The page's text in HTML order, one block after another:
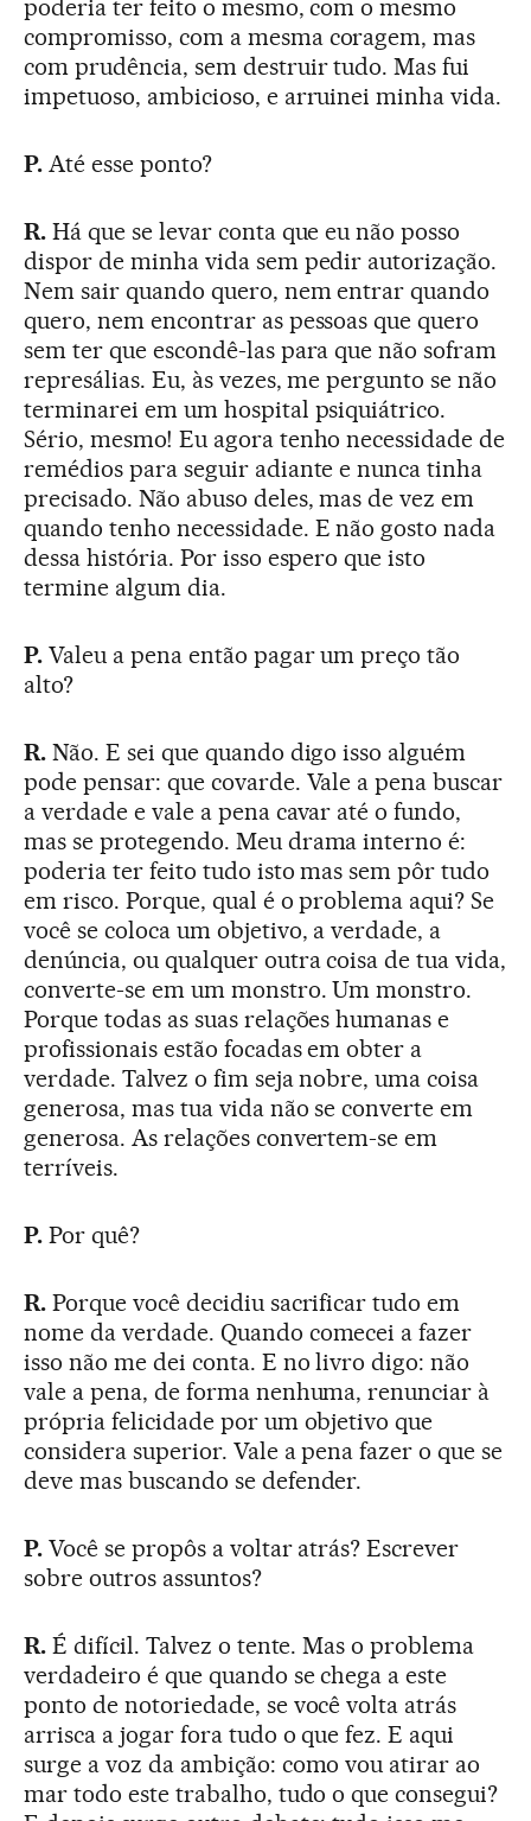
poderia ter feito o mesmo, com o mesmo
compromisso, com a mesma coragem, mas
com prudência, sem destruir tudo. Mas fui
impetuoso, ambicioso, e arruinei minha vida.
P.Até esse ponto?
R. Há que se levar conta que eu não posso
dispor de minha vida sem pedir autorização.
Nem sair quando quero, nem entrar quando
quero, nem encontrar as pessoas que quero
sem ter que escondê-las para que não sofram
represálias. Eu, às vezes, me pergunto se não
terminarei em um hospital psiquiátrico.
Sério, mesmo! Eu agora tenho necessidade de
remédios para seguir adiante e nunca tinha
precisado. Não abuso deles, mas de vez em
quando tenho necessidade. E não gosto nada
dessa história. Por isso espero que isto
termine algum dia.
P.Valeu a pena então pagar um preço tão
alto?
R.Não. E sei que quando digo isso alguém
pode pensar: que covarde. Vale a pena buscar
a verdade e vale a pena cavar até o fundo,
mas se protegendo. Meu drama interno é:
poderia ter feito tudo isto mas sem pôr tudo
em risco. Porque, qual é o problema aqui? Se
você se coloca um objetivo, a verdade, a
denúncia, ou qualquer outra coisa de tua vida,
converte-se em um monstro. Um monstro.
Porque todas as suas relações humanas e
profissionais estão focadas em obter a
verdade. Talvez o fim seja nobre, uma coisa
generosa, mas tua vida não se converte em
generosa. As relações convertem-se em
terríveis.
P. Por quê?
R. Porque você decidiu sacrificar tudo em
nome da verdade. Quando comecei a fazer
isso não me dei conta. E no livro digo: não
vale a pena, de forma nenhuma, renunciar à
própria felicidade por um objetivo que
considera superior. Vale a pena fazer o que se
deve mas buscando se defender.
P.Você se propôs a voltar atrás? Escrever
sobre outros assuntos?
R.É difícil. Talvez o tente. Mas o problema
verdadeiro é que quando se chega a este
ponto de notoriedade, se você volta atrás
arrisca a jogar fora tudo o que fez. E aqui
surge a voz da ambição: como vou atirar ao
mar todo este trabalho, tudo o que consegui?